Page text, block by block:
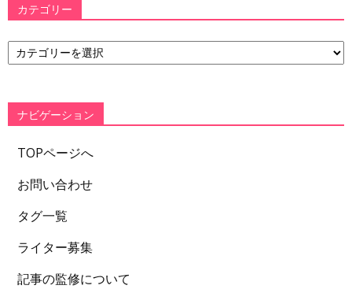
カテゴリー
カ
テ
ー
ナビゲーション
TOPページへ
お問い合わせ
タグ一覧
ライター募集
記事の監修について